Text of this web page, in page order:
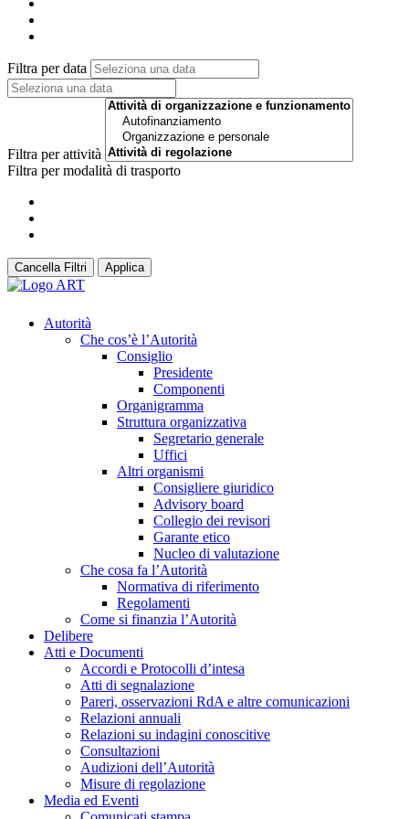
Filtra per data
Filtra per attività
Filtra per modalità di trasporto
Cancella Filtri Applica
Autorità
Che cos’è l’Autorità
Consiglio
Presidente
Componenti
Organigramma
Struttura organizzativa
Segretario generale
Uffici
Altri organismi
Consigliere giuridico
Advisory board
Collegio dei revisori
Garante etico
Nucleo di valutazione
Che cosa fa l’Autorità
Normativa di riferimento
Regolamenti
Come si finanzia l’Autorità
Delibere
Atti e Documenti
Accordi e Protocolli d’intesa
Atti di segnalazione
Pareri, osservazioni RdA e altre comunicazioni
Relazioni annuali
Relazioni su indagini conoscitive
Consultazioni
Audizioni dell’Autorità
Misure di regolazione
Media ed Eventi